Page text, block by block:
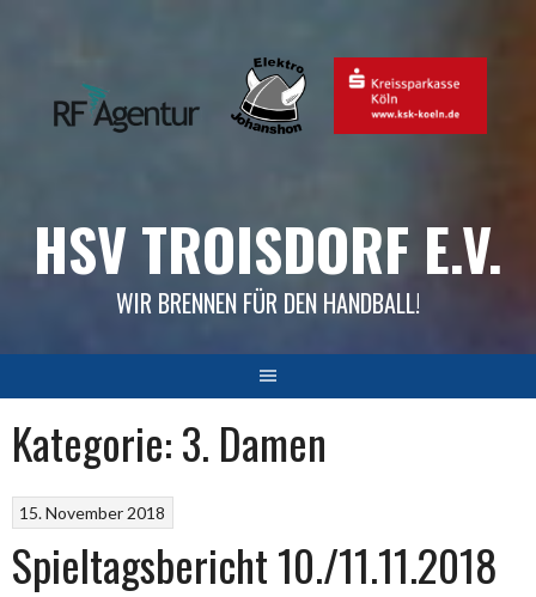
HSV TROISDORF E.V.
WIR BRENNEN FÜR DEN HANDBALL!
Kategorie:3. Damen
15. November 2018
Spieltagsbericht 10./11.11.2018